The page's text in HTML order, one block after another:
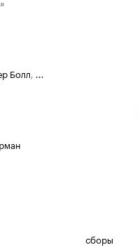
Болл, ...
сборы